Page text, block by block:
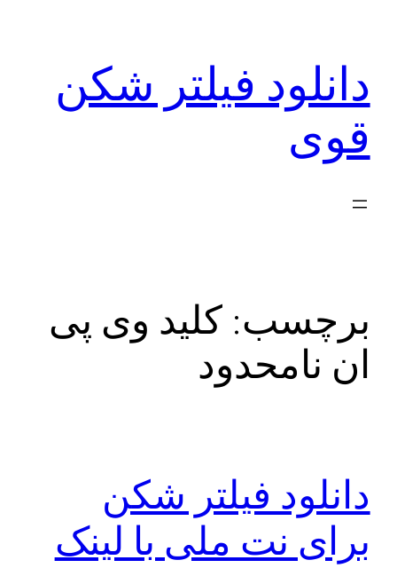
دانلود فیلتر شکن
قوی
برچسب:کلید وی پی
ان نامحدود
دانلود فیلتر شکن
برای نت ملی با لینک